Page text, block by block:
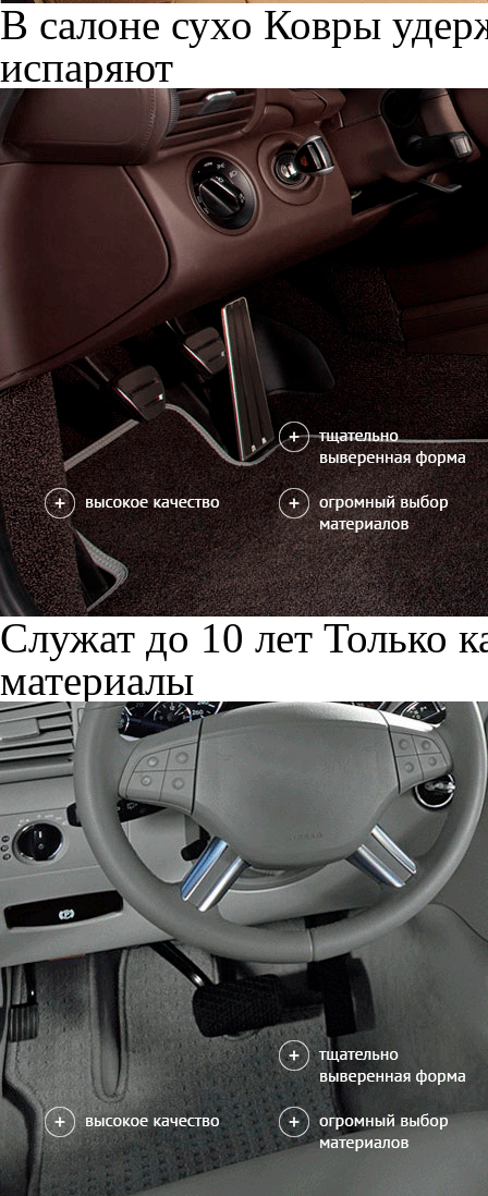
В салоне сухо Ковры
испаряют
Служат до 10 лет Только
материалы